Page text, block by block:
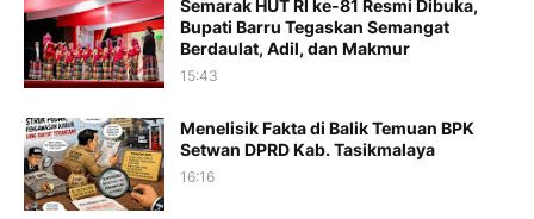
Semarak HUT RI ke-81 Resmi Dibuka,
Bupati Barru Tegaskan Semangat
Berdaulat, Adil, dan Makmur
15:43
Menelisik Fakta di Balik Temuan BPK
Setwan DPRD Kab. Tasikmalaya
16:16